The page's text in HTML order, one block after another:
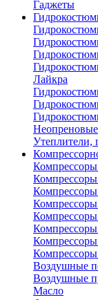
Гаджеты
Лайкра
Утеплители,
Компрессоры
Воздушные
Воздушные
Масло